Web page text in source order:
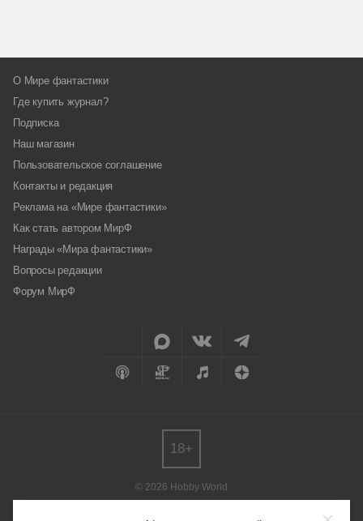
О Мире фантастики
Где купить журнал?
Подписка
Наш магазин
Пользовательское соглашение
Контакты и редакция
Реклама на «Мире фантастики»
Как стать автором МирФ
Награды «Мира фантастики»
Вопросы редакции
Форум МирФ
© 2026 Hobby World
18+